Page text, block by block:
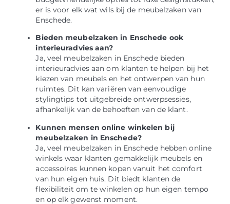
er is voor elk wat wils bij de meubelzaken van
Enschede.
Bieden meubelzaken in Enschede ook
interieuradvies aan?
Ja, veel meubelzaken in Enschede bieden
interieuradvies aan om klanten te helpen bij het
kiezen van meubels en het ontwerpen van hun
ruimtes. Dit kan variëren van eenvoudige
stylingtips tot uitgebreide ontwerpsessies,
afhankelijk van de behoeften van de klant.
Kunnen mensen online winkelen bij
meubelzaken in Enschede?
Ja, veel meubelzaken in Enschede hebben online
winkels waar klanten gemakkelijk meubels en
accessoires kunnen kopen vanuit het comfort
van hun eigen huis. Dit biedt klanten de
flexibiliteit om te winkelen op hun eigen tempo
en op elk gewenst moment.